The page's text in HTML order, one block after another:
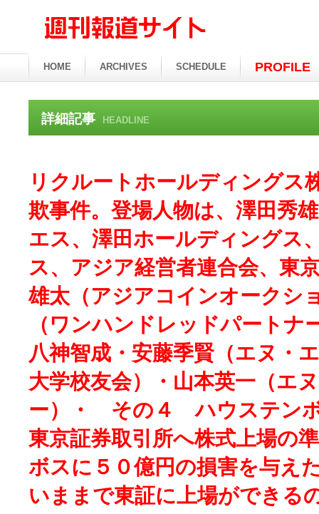
詳細記事 HEADLINE
リクルートホールディングス
欺事件。登場人物は、澤田秀
エス、澤田ホールディングス
ス、アジア経営者連合会、東
雄太（アジアコインオークシ
（ワンハンドレッドパートナ
八神智成・安藤季賢（エヌ・
大学校友会）・山本英一（エ
ー）・ その４ ハウステン
東京証券取引所へ株式上場の
ボスに５０億円の損害を与え
いままで東証に上場ができる
HOME ARCHIVES SCHEDULE PROFILE